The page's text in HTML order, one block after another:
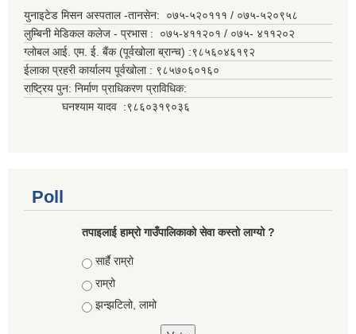
युनाइटेड मिसन अस्पताल -तानसेन: ०७५-५२०१११ / ०७५-५२०९५८
लुम्बिनी मेडिकल कलेज - प्रभास : ०७५-४११२०१ / ०७५- ४११२०२
ग्लोबल आई. एम. ई. बैंक (पूर्वखोला ब्रान्च) :९८५६०४६१९२
ईलाका प्रहरी कार्यालय पूर्वखोला : ९८५७०६०१६०
राष्ट्रिय पुन: निर्माण प्राधिकरण प्राविधिक:
घनश्याम यादव :९८६०३१९०३६
Poll
तपाइलाई हाम्रो गाउँपालिकाको सेवा कस्तो लाग्यो ?
Choices
सार्है राम्रो
राम्रो
झन्झटिलो, लामो